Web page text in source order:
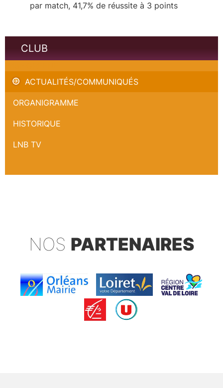
par match, 41,7% de réussite à 3 points
CLUB
ACTUALITÉS/COMMUNIQUÉS
ORGANIGRAMME
HISTORIQUE
LNB TV
NOS PARTENAIRES